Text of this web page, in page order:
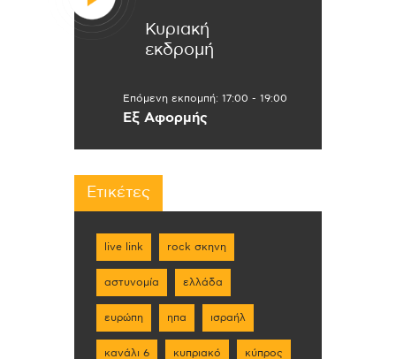
Κυριακή
εκδρομή
Επόμενη εκπομπή: 17:00 - 19:00
Εξ Αφορμής
Ετικέτες
live link rock σκηνη
αστυνομία ελλάδα
ευρώπη ηπα ισραήλ
κανάλι 6 κυπριακό κύπρος